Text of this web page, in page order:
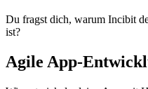
Du fragst dich, warum Incibit
ist?
Agile App-